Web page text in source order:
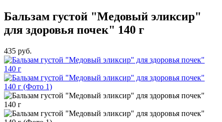
Бальзам густой "Медовый эликсир"
для здоровья почек" 140 г
435 руб.